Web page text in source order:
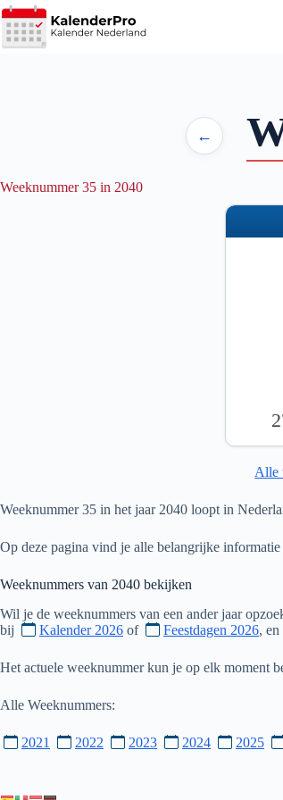
Ga
naar
de
←
Weeknummer 35 in 2040
Alle
Weeknummer 35 in het jaar 2040 loopt in
Op deze pagina vind je alle belangrijke
Weeknummers van 2040 bekijken
Wil je de weeknummers van een ander jaar
bij
Kalender 2026 of Feestdagen 2026,
Het actuele weeknummer kun je op elk moment
Alle Weeknummers:
2021 2022 2023 2024 2025